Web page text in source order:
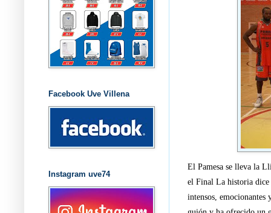
El Pamesa se lleva la
el Final La historia dice
intensos,
Facebook Uve Villena
Instagram uve74